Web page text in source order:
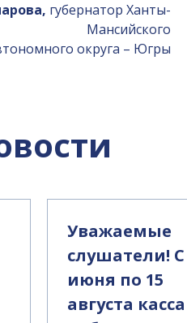
губернатор Ханты-
Мансийского
округа – Югры
Уважаемые
слушатели! С
июня по 15
августа